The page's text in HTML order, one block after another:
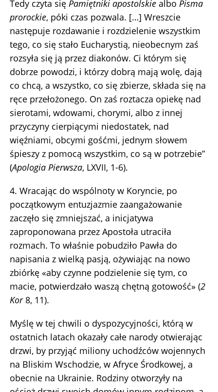
Tedy czyta się Pamiętniki apostolskie albo Pisma
prorockie, póki czas pozwala. […] Wreszcie
następuje rozdawanie i rozdzielenie wszystkim
tego, co się stało Eucharystią, nieobecnym zaś
rozsyła się ją przez diakonów. Ci którym się
dobrze powodzi, i którzy dobrą mają wolę, dają
co chcą, a wszystko, co się zbierze, składa się na
ręce przełożonego. On zaś roztacza opiekę nad
sierotami, wdowami, chorymi, albo z innej
przyczyny cierpiącymi niedostatek, nad
więźniami, obcymi gośćmi, jednym słowem
śpieszy z pomocą wszystkim, co są w potrzebie”
(Apologia Pierwsza, LXVII, 1-6).
4. Wracając do wspólnoty w Koryncie, po
początkowym entuzjazmie zaangażowanie
zaczęło się zmniejszać, a inicjatywa
zaproponowana przez Apostoła utraciła
rozmach. To właśnie pobudziło Pawła do
napisania z wielką pasją, ożywiając na nowo
zbiórkę «aby czynne podzielenie się tym, co
macie, potwierdzało waszą chętną gotowość» (2
Kor8, 11).
Myślę w tej chwili o dyspozycyjności, którą w
ostatnich latach okazały całe narody otwierając
drzwi, by przyjąć miliony uchodźców wojennych
na Bliskim Wschodzie, w Afryce Środkowej, a
obecnie na Ukrainie. Rodziny otworzyły na